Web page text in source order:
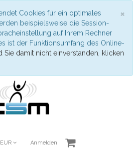
×
Cookies für ein optimales
beispielsweise die Session-
auf Ihrem Rechner
ist der Funktionsumfang des Online-
Sie damit nicht einverstanden, klicken
EUR Anmelden